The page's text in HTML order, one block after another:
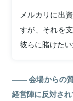
メルカリに出
すが、それを
彼らに賭けたい
会場からの
経営陣に反対さ